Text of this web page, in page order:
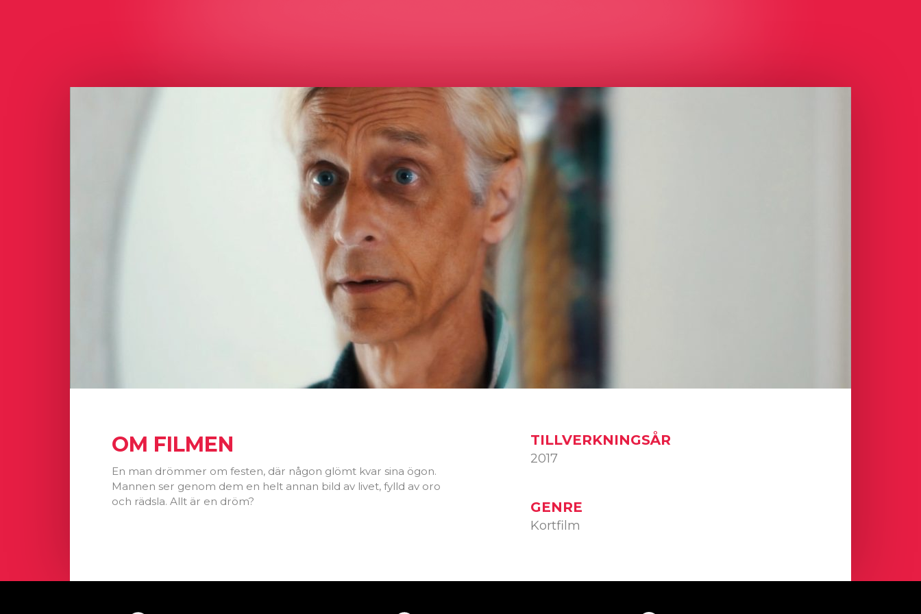
OM FILMEN
En man drömmer om festen, där någon glömt kvar sina ögon.
Mannen ser genom dem en helt annan bild av livet, fylld av oro
och rädsla. Allt är en dröm?
TILLVERKNINGSÅR
2017
GENRE
Kortfilm